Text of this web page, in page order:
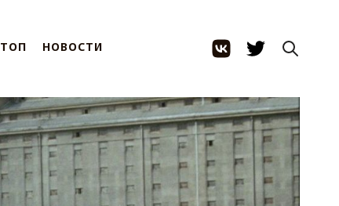
ТОП НОВОСТИ